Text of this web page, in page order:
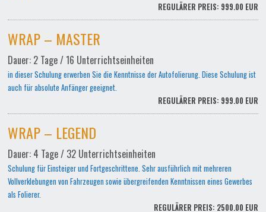
REGULÄRER PREIS: 999.00 EUR
WRAP – MASTER
Dauer: 2 Tage / 16 Unterrichtseinheiten
in dieser Schulung erwerben Sie die Kenntnisse der Autofolierung. Diese Schulung ist
auch für absolute Anfänger geeignet.
REGULÄRER PREIS: 999.00 EUR
WRAP – LEGEND
Dauer: 4 Tage / 32 Unterrichtseinheiten
Schulung für Einsteiger und Fortgeschrittene. Sehr ausführlich mit mehreren
Vollverklebungen von Fahrzeugen sowie übergreifenden Kenntnissen eines Gewerbes
als Folierer.
REGULÄRER PREIS: 2500.00 EUR